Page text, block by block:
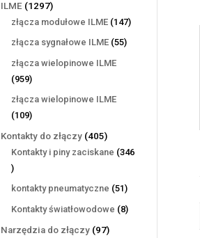
ILME 12971297
produktów
złącza modułowe ILME 147147
złącza sygnałowe ILME 5555
złącza wielopinowe ILME
959959
produktów
złącza wielopinowe ILME
109109
produktów
Kontakty do złączy 405405
produktów
Kontakty i piny zaciskane 346
346
produktów
kontakty pneumatyczne 5151
produktów
Kontakty światłowodowe 88
Narzędzia do złączy 9797